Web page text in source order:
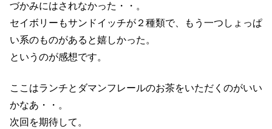
づかみにはされなかった・・。
セイボリーもサンドイッチが２種類で、もう一つしょっぱ
い系のものがあると嬉しかった。
というのが感想です。
ここはランチとダマンフレールのお茶をいただくのがいい
かなあ・・。
次回を期待して。